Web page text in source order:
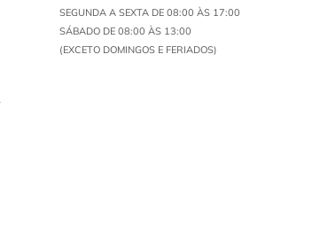
SEGUNDA A SEXTA DE 08:00 ÀS 17:00
SÁBADO DE 08:00 ÀS 13:00
(EXCETO DOMINGOS E FERIADOS)